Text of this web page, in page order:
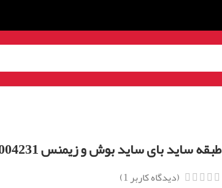
طبقه ساید بای ساید بوش و زیمنس 11004231
(دیدگاه کاربر1
)